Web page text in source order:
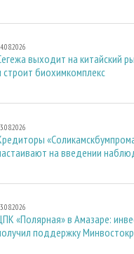
выходит на китайский
строит биохимкомплекс
на введении
«Полярная» в Амазаре:
поддержку